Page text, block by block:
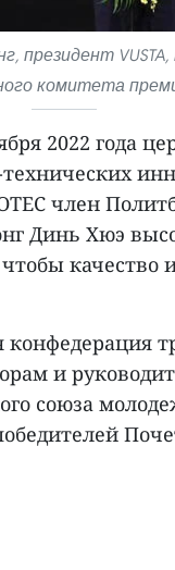
президент VUSTA,
комитета
2022 года
член
Динь Хюэ
чтобы
и
союза